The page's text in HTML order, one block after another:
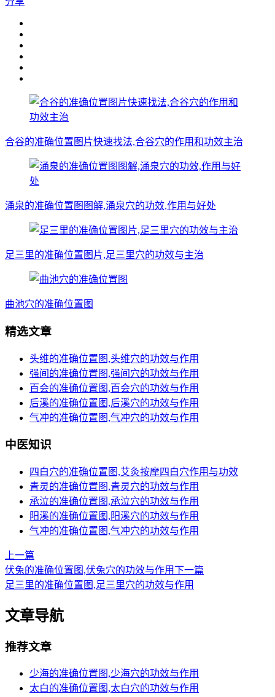
合谷的准确位置图片快速找法,合谷穴的作用和功效主治
涌泉的准确位置图图解,涌泉穴的功效,作用与好处
足三里的准确位置图片,足三里穴的功效与主治
曲池穴的准确位置图
精选文章
头维的准确位置图,头维穴的功效与作用
强间的准确位置图,强间穴的功效与作用
百会的准确位置图,百会穴的功效与作用
后溪的准确位置图,后溪穴的功效与作用
气冲的准确位置图,气冲穴的功效与作用
中医知识
四白穴的准确位置图,艾灸按摩四白穴作用与功效
青灵的准确位置图,青灵穴的功效与作用
承泣的准确位置图,承泣穴的功效与作用
阳溪的准确位置图,阳溪穴的功效与作用
气冲的准确位置图,气冲穴的功效与作用
上一篇
伏兔的准确位置图,伏兔穴的功效与作用下一篇
足三里的准确位置图,足三里穴的功效与作用
文章导航
推荐文章
少海的准确位置图,少海穴的功效与作用
太白的准确位置图,太白穴的功效与作用